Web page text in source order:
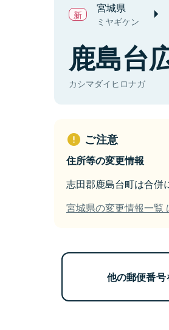
宮城県
ミヤギケン
鹿島台
カシマダイヒロナガ
ご注意
住所等の変更情報
志田郡鹿島台町は合併
宮城県の変更情報一覧
他の郵便番